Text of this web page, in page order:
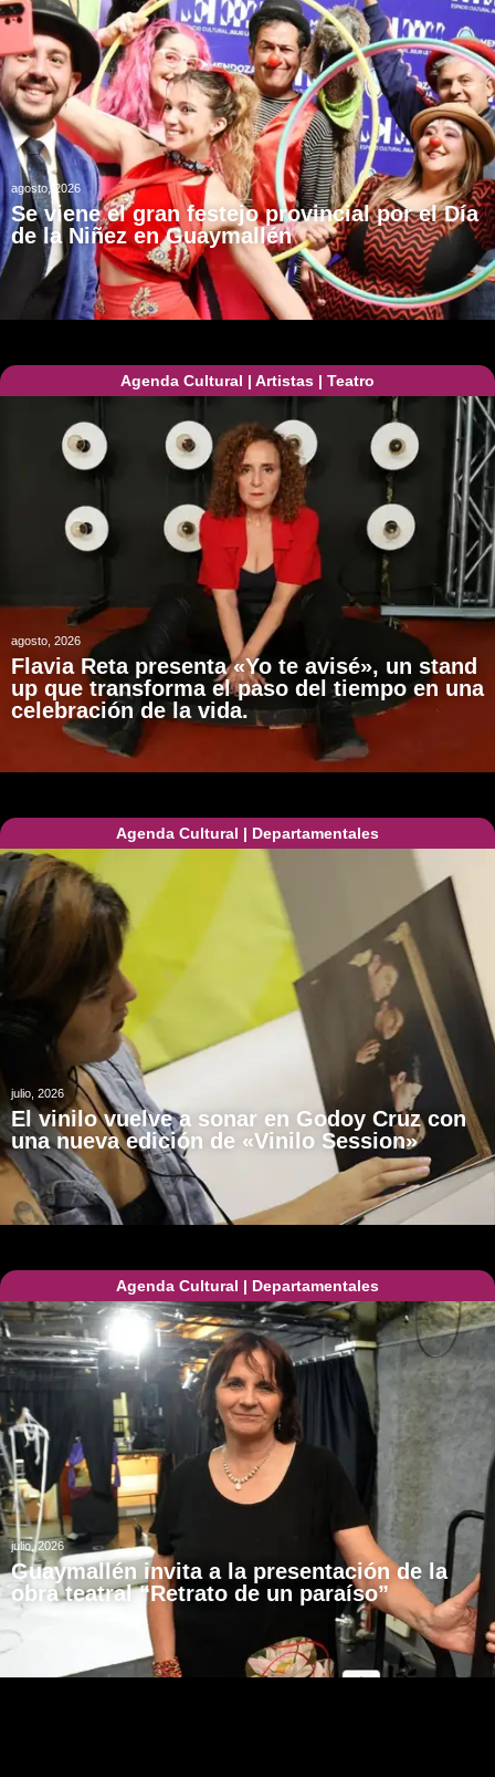
agosto, 2026
Se viene el gran festejo provincial por el Día
de la Niñez en Guaymallén
Agenda Cultural | Artistas | Teatro
agosto, 2026
Flavia Reta presenta «Yo te avisé», un stand
up que transforma el paso del tiempo en una
celebración de la vida.
Agenda Cultural | Departamentales
julio, 2026
El vinilo vuelve a sonar en Godoy Cruz con
una nueva edición de «Vinilo Session»
Agenda Cultural | Departamentales
julio, 2026
Guaymallén invita a la presentación de la
obra teatral “Retrato de un paraíso”